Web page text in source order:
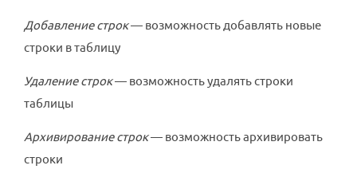
Добавление строк— возможность добавлять новые
строки в таблицу
Удаление строк— возможность удалять строки
таблицы
Архивирование строк— возможность архивировать
строки